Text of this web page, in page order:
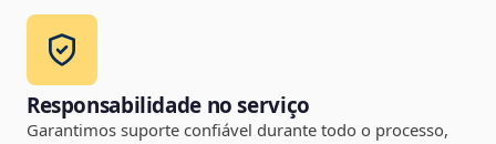
Responsabilidade no serviço
Garantimos suporte confiável durante todo o processo,